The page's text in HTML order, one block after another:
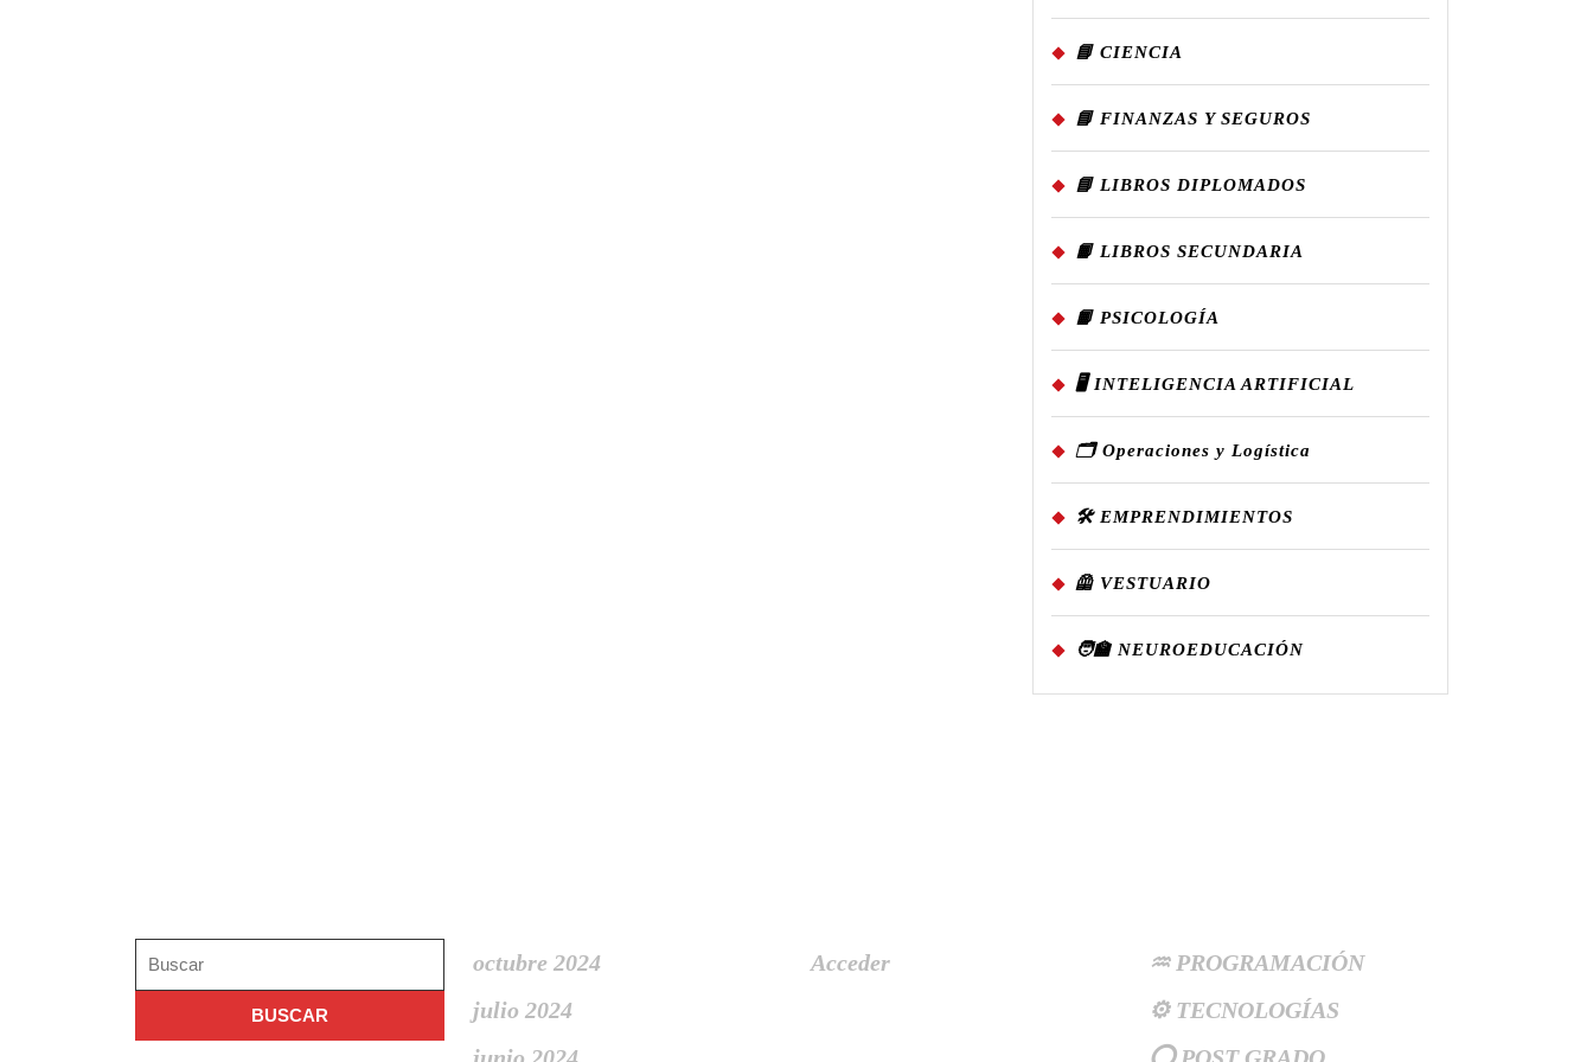
📘 CIENCIA
📘 FINANZAS Y SEGUROS
📘 LIBROS DIPLOMADOS
📙 LIBROS SECUNDARIA
📙 PSICOLOGÍA
🖥️ INTELIGENCIA ARTIFICIAL
🗂️ Operaciones y Logística
🛠️ EMPRENDIMIENTOS
🦺 VESTUARIO
🧑‍🏫 NEUROEDUCACIÓN
octubre 2024
julio 2024
Acceder
♒ PROGRAMACIÓN
⚙️ TECNOLOGÍAS